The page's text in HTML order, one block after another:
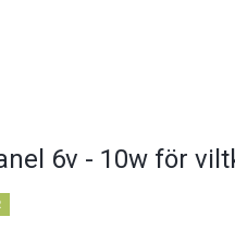
6v - 10w för